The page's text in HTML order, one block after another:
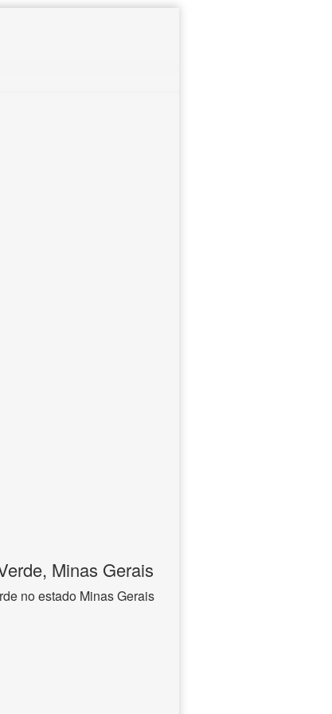
Minas Gerais
no estado Minas Gerais